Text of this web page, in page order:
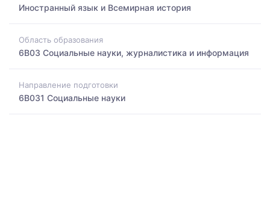
Иностранный язык и Всемирная история
Область образования
6B03 Социальные науки, журналистика и информация
Направление подготовки
6B031 Социальные науки